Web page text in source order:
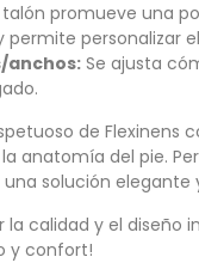
promueve una
permite personalizar
anchos: Se ajusta
de Flexinens
anatomía del pie.
solución elegante
calidad y el diseño
y confort!